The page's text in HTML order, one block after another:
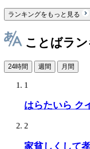
ランキングをもっと見る
ことばラ
24時間 週間 月間
1
はらたいら ク
2
家貧しくして